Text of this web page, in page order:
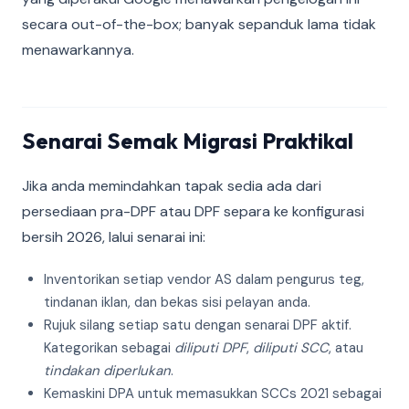
secara out-of-the-box; banyak sepanduk lama tidak
menawarkannya.
Senarai Semak Migrasi Praktikal
Jika anda memindahkan tapak sedia ada dari
persediaan pra-DPF atau DPF separa ke konfigurasi
bersih 2026, lalui senarai ini:
Inventorikan setiap vendor AS dalam pengurus teg,
tindanan iklan, dan bekas sisi pelayan anda.
Rujuk silang setiap satu dengan senarai DPF aktif.
Kategorikan sebagai diliputi DPF, diliputi SCC, atau
tindakan diperlukan.
Kemaskini DPA untuk memasukkan SCCs 2021 sebagai